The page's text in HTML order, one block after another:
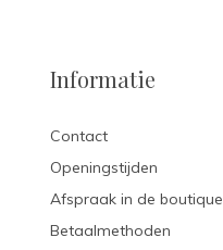
Informatie
Contact
Openingstijden
Afspraak in de boutique
Betaalmethoden